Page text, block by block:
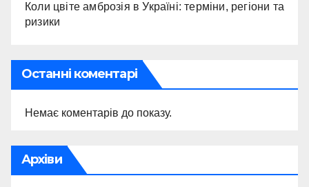
Коли цвіте амброзія в Україні: терміни, регіони та
ризики
Останні коментарі
Немає коментарів до показу.
Архіви